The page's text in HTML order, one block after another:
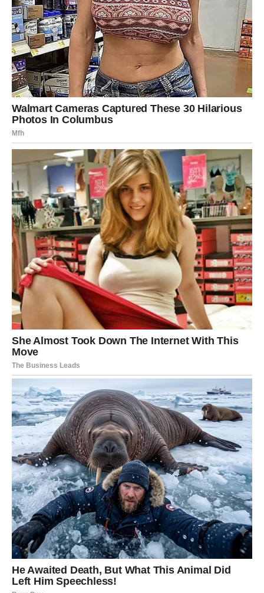
Vaga
Vagama zvijezde šalju poruku da je vrijeme da misle i na
sebe. Predugo ste pokušavali zadovoljiti druge, a sada
dolazi period u kojem će vaše želje postati jednako
važne.
Ljubavni odnosi ulaze u ljepšu fazu, a partner će pokazati
više pažnje. Slobodne Vage imaju priliku za susret koji će
ih iskreno obradovati.
Škorpija
Škorpijama dolazi potvrda da se sve događa u pravom
trenutku. Iako ste imali osjećaj da stojite u mjestu, mnoge
stvari su se odvijale u vašu korist. Sada ćete to jasno
vidjeti.
Na poslu slijedi prilika za napredak, dok ljubavni život
donosi razgovor koji vraća povjerenje i mir.
Strijelac
Strijelčevima svemir donosi novu energiju i mnogo
razloga za optimizam. Jedna prilika vezana za posao,
obrazovanje ili putovanje mogla bi označiti početak
veoma uspješnog perioda.